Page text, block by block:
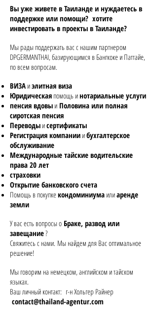
Вы уже живете в Таиланде и нуждаетесь в
поддержке или помощи? хотите
инвестировать в проекты в Таиланде?
Мы рады поддержать вас с нашим партнером
DPGERMANTHAI, базирующимся в Бангкоке и Паттайе,
по всем вопросам.
ВИЗА иэлитная виза
Юридическая помощь инотариальные услуги
пенсия вдовы и Половина или полная
сиротская пенсия
Переводы исертификаты
Регистрация компании ибухгалтерское
обслуживание
Международные тайские водительские
права 20 лет
страховки
Открытие банковского счета
Помощь в покупкекондоминиума илиаренде
земли
У вас есть вопросы о Браке, развод или
завещание?
Свяжитесь с нами. Мы найдем для Вас оптимальное
решение!
Мы говорим на немецком, английском и тайском
языках.
Ваш личный контакт: г-н Хольгер Райнер
contact@thailand-agentur.com